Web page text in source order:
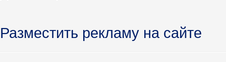
Разместить рекламу на сайте